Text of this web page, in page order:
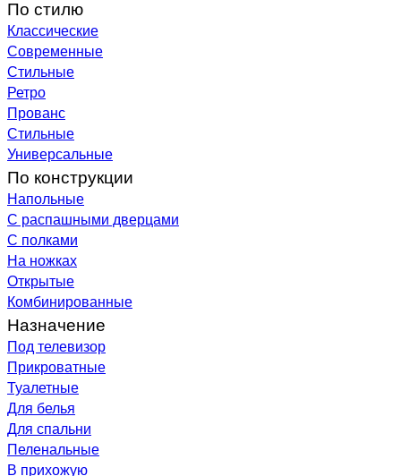
По стилю
Классические
Современные
Стильные
Ретро
Прованс
Стильные
Универсальные
По конструкции
Напольные
С распашными дверцами
С полками
На ножках
Открытые
Комбинированные
Назначение
Под телевизор
Прикроватные
Туалетные
Для белья
Для спальни
Пеленальные
В прихожую